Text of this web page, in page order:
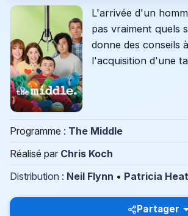
L'arrivée d'un
pas vraiment quels
donne des conseils
l'acquisition d'une
Programme : The Middle
Réalisé par Chris Koch
Distribution : Neil Flynn • Patricia
Partager